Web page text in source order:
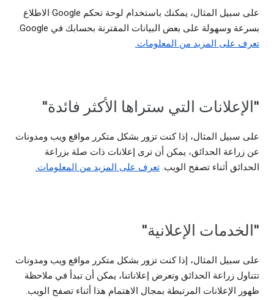
على سبيل المثال، يمكنك باستخدام لوحة تحكم Google الاطلاع
بسرعة وسهولة على بعض البيانات المقترنة بحسابك في Google.
تعرف على المزيد من المعلومات.
"الإعلانات التي ستراها الأكثر فائدة"
على سبيل المثال، إذا كنت تزور بشكل متكرر مواقع ويب ومدونات
عن زراعة الحدائق، يمكن أن ترى إعلانات ذات صلة بزراعة
الحدائق أثناء تصفح الويب. تعرف على المزيد من المعلومات.
"الخدمات الإعلانية"
على سبيل المثال، إذا كنت تزور بشكل متكرر مواقع ويب ومدونات
تتناول زراعة الحدائق وتعرض إعلاناتنا، يمكن أن تبدأ في ملاحظة
ظهور الإعلانات المرتبطة بمجال الاهتمام هذا أثناء تصفح الويب.